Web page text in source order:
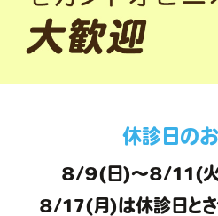
休診日の
8/9(日)～8/11(
8/17(月)は休診日 と